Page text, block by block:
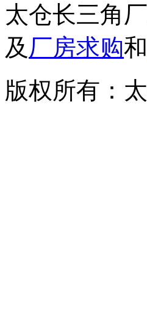
太仓长三角
及 厂房求购和
版权所有：